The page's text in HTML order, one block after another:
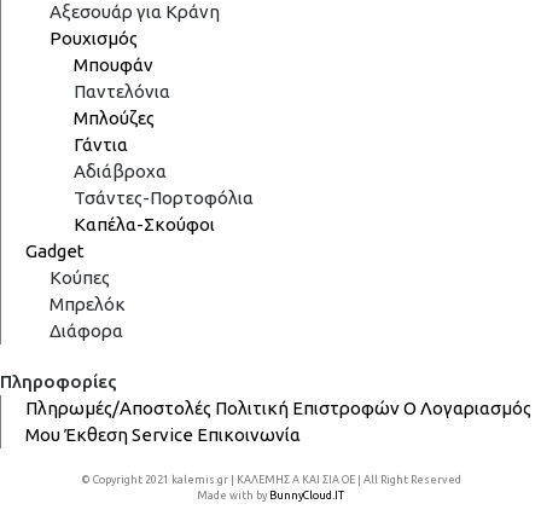
Αξεσουάρ για Κράνη
Ρουχισμός
Μπουφάν
Παντελόνια
Μπλούζες
Γάντια
Αδιάβροχα
Τσάντες-Πορτοφόλια
Καπέλα-Σκούφοι
Gadget
Κούπες
Μπρελόκ
Διάφορα
Πληροφορίες
Πληρωμές/Αποστολές Πολιτική ΕπιστροφώνΟ Λογαριασμός
ΜουΈκθεσηService Επικοινωνία
© Copyright 2021 kalemis.gr | ΚΑΛΕΜΗΣ Α ΚΑΙ ΣΙΑ ΟΕ | All Right Reserved
Made with by BunnyCloud.IT